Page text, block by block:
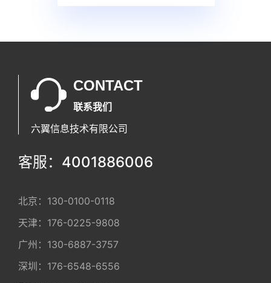
CONTACT
联系我们
六翼信息技术有限公司
客服：4001886006
北京： 130-0100-0118
天津： 176-0225-9808
广州： 130-6887-3757
深圳： 176-6548-6556